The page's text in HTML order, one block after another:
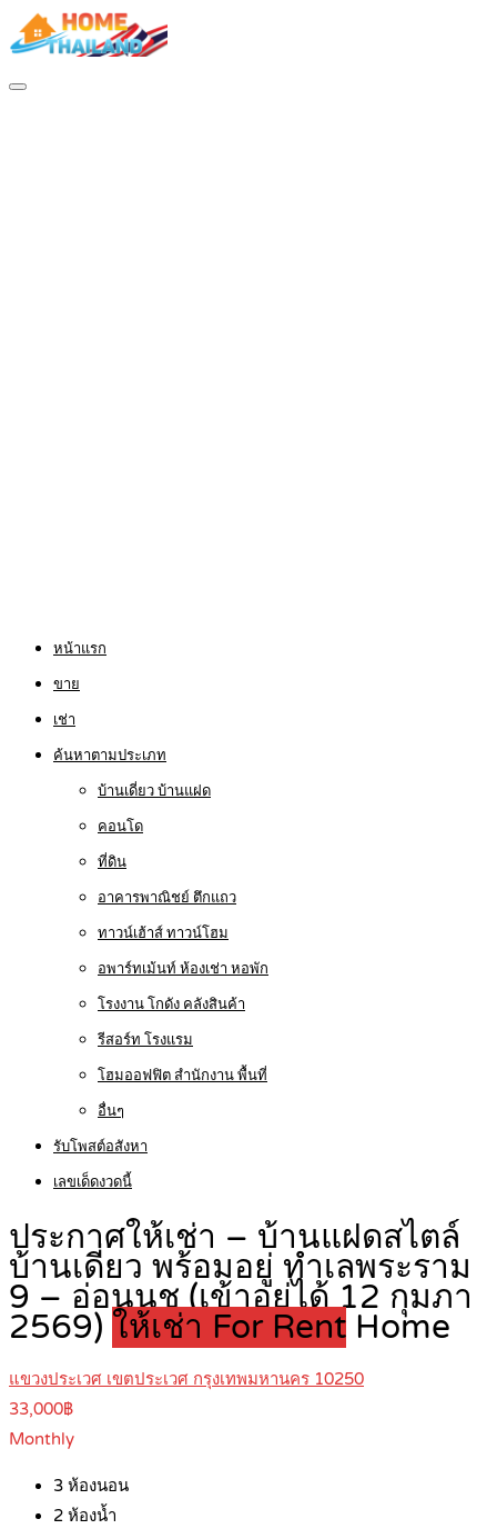
หน้าแรก
ขาย
เช่า
ค้นหาตามประเภท
บ้านเดี่ยว บ้านแฝด
คอนโด
ที่ดิน
อาคารพาณิชย์ ตึกแถว
ทาวน์เฮ้าส์ ทาวน์โฮม
อพาร์ทเม้นท์ ห้องเช่า หอพัก
โรงงาน โกดัง คลังสินค้า
รีสอร์ท โรงแรม
โฮมออฟฟิต สำนักงาน พื้นที่
อื่นๆ
รับโพสต์อสังหา
เลขเด็ดงวดนี้
ประกาศให้เช่า – บ้านแฝดสไตล์
บ้านเดี่ยว พร้อมอยู่ ทำเลพระราม
9 – อ่อนนุช (เข้าอยู่ได้ 12 กุมภา
2569) ให้เช่า For Rent Home
แขวงประเวศ เขตประเวศ กรุงเทพมหานคร 10250
33,000฿
Monthly
3 ห้องนอน
2 ห้องน้ำ